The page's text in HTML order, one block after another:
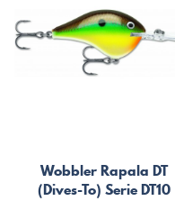
Wobbler Rapala DT
(Dives-To) Serie DT10